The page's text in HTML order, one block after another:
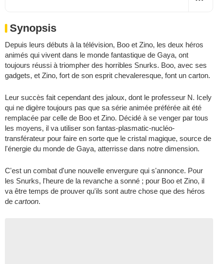
Synopsis
Depuis leurs débuts à la télévision, Boo et Zino, les deux héros
animés qui vivent dans le monde fantastique de Gaya, ont
toujours réussi à triompher des horribles Snurks. Boo, avec ses
gadgets, et Zino, fort de son esprit chevaleresque, font un carton.
Leur succès fait cependant des jaloux, dont le professeur N. Icely
qui ne digère toujours pas que sa série animée préférée ait été
remplacée par celle de Boo et Zino. Décidé à se venger par tous
les moyens, il va utiliser son fantas-plasmatic-nucléo-
transférateur pour faire en sorte que le cristal magique, source de
l'énergie du monde de Gaya, atterrisse dans notre dimension.
C'est un combat d'une nouvelle envergure qui s'annonce. Pour
les Snurks, l'heure de la revanche a sonné ; pour Boo et Zino, il
va être temps de prouver qu'ils sont autre chose que des héros
de cartoon.